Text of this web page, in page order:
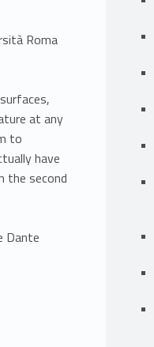
Roma
at any
to
have
the second
Dante